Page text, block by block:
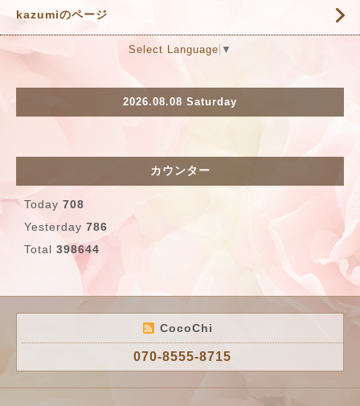
kazumiのページ
Select Language ▼
2026.08.08 Saturday
カウンター
Today 708
Yesterday 786
Total 398644
CocoChi
070-8555-8715